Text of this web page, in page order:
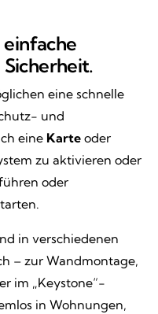
einfache
eine schnelle
und
eine Karte oder
zu aktivieren oder
oder
in verschiedenen
– zur Wandmontage,
im „Keystone“-
in Wohnungen,